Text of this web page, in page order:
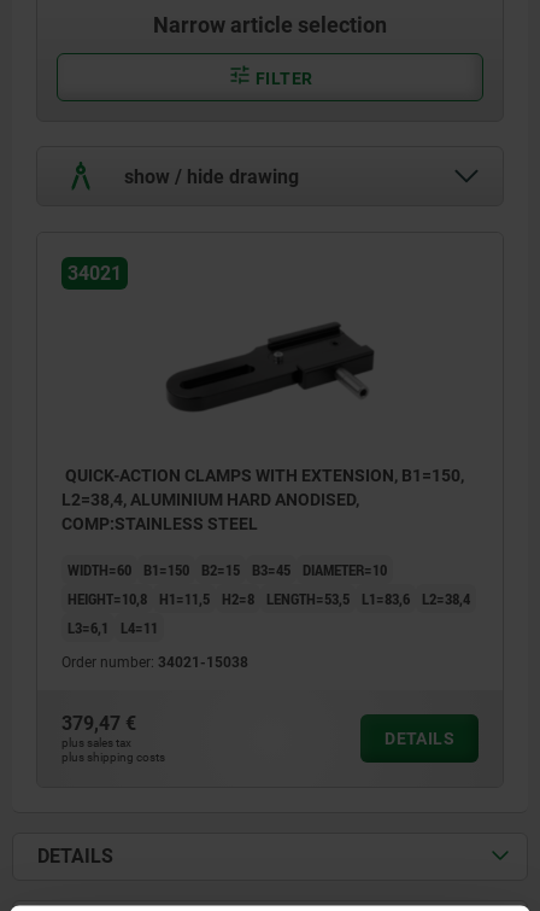
Narrow article selection
FILTER
show / hide drawing
34021
QUICK-ACTION CLAMPS WITH EXTENSION, B1=150,
L2=38,4, ALUMINIUM HARD ANODISED,
COMP:STAINLESS STEEL
WIDTH=60 B1=150 B2=15 B3=45
DIAMETER=10
HEIGHT=10,8
H1=11,5 H2=8 LENGTH=53,5 L1=83,6
L2=38,4
L3=6,1
L4=11
Order number: 34021-15038
379,47 €
plus sales tax
plus shipping costs
DETAILS
DETAILS